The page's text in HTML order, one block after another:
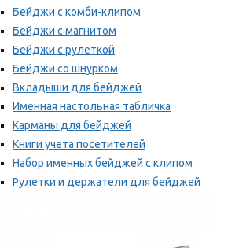
Бейджи с комби-клипом
Бейджи с магнитом
Бейджи с рулеткой
Бейджи со шнурком
Вкладыши для бейджей
Именная настольная табличка
Карманы для бейджей
Книги учета посетителей
Набор именных бейджей с клипом
Рулетки и держатели для бейджей